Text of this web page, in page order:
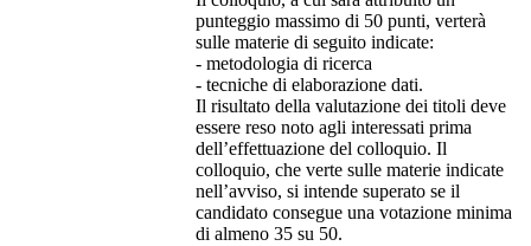
punteggio massimo di 50 punti, verterà
sulle materie di seguito indicate:
- metodologia di ricerca
- tecniche di elaborazione dati.
Il risultato della valutazione dei titoli deve
essere reso noto agli interessati prima
dell’effettuazione del colloquio. Il
colloquio, che verte sulle materie indicate
nell’avviso, si intende superato se il
candidato consegue una votazione minima
di almeno 35 su 50.